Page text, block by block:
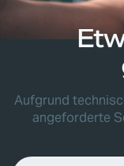
Aufgrund
angeforderte